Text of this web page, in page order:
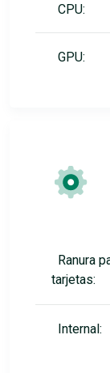
CPU:
GPU:
Ranura
tarjetas:
Internal: